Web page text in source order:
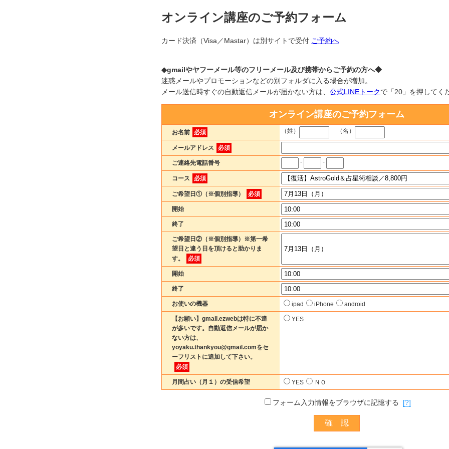
オンライン講座のご予約フォーム
カード決済（Visa／Mastar）は別サイトで受付 ご予約へ
◆gmailやヤフーメール等のフリーメール及び携帯からご予約の方へ◆
迷惑メールやプロモーションなどの別フォルダに入る場合が増加。
メール送信時すぐの自動返信メールが届かない方は、 公式LINEトークで「20」を押してく
オンライン講座のご予約フォーム
お名前 必須 （姓） （名）
メールアドレス 必須
ご連絡先電話番号 - -
コース 必須
ご希望日①（※個別指導） 必須
開始
終了
ご希望日②（※個別指導）※第一希
望日と違う日を頂けると助かりま
す。
必須
開始
終了
お使いの機器 ipad iPhone android
【お願い】gmail.ezwebは特に不達
が多いです。自動返信メールが届か
ない方は、
yoyaku.thankyou@gmail.comをセ
ーフリストに追加して下さい。
必須
YES
月間占い（月１）の受信希望 YES ＮＯ
フォーム入力情報をブラウザに記憶する [?]